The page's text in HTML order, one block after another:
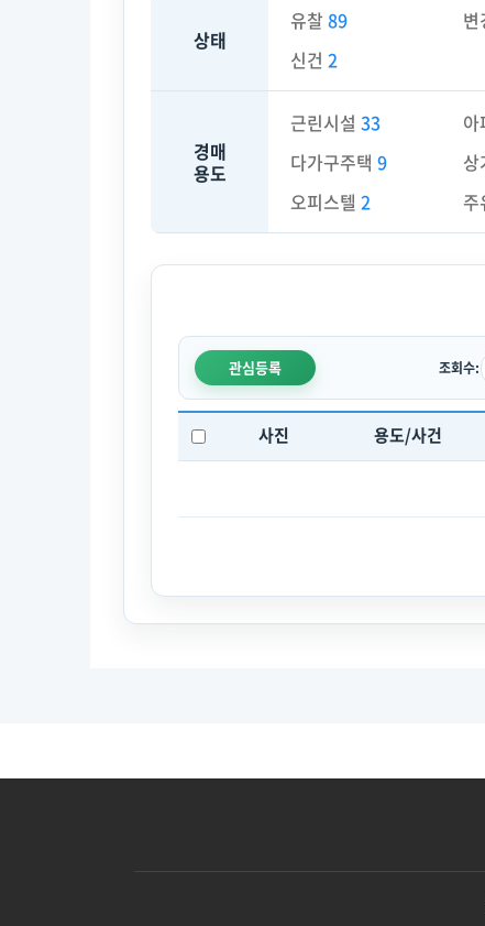
상태
유찰 89
신건 2
경매
용도
근린시설 33
다가구주택 9
오피스텔 2 주
관심등록 조회수:
사진 용도/사건